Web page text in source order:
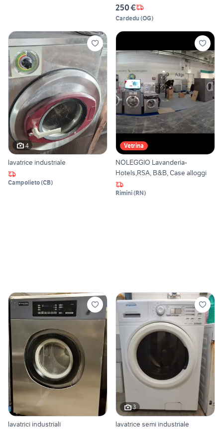
250 €
Cardedu(OG)
4
lavatrice industriale
Campolieto(CB)
Vetrina
NOLEGGIO Lavanderia-
Hotels,RSA, B&B, Case alloggi
Rimini(RN)
lavatrici industriali
3
lavatrice semi industriale